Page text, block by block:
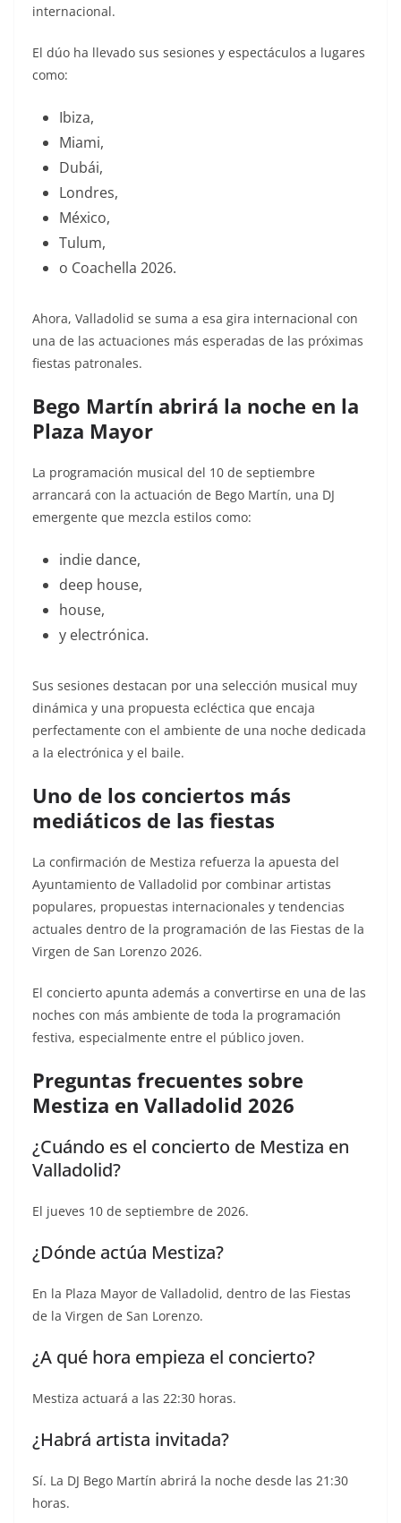
internacional.
El dúo ha llevado sus sesiones y espectáculos a lugares
como:
Ibiza,
Miami,
Dubái,
Londres,
México,
Tulum,
o Coachella 2026.
Ahora, Valladolid se suma a esa gira internacional con
una de las actuaciones más esperadas de las próximas
fiestas patronales.
Bego Martín abrirá la noche en la
Plaza Mayor
La programación musical del 10 de septiembre
arrancará con la actuación de Bego Martín, una DJ
emergente que mezcla estilos como:
indie dance,
deep house,
house,
y electrónica.
Sus sesiones destacan por una selección musical muy
dinámica y una propuesta ecléctica que encaja
perfectamente con el ambiente de una noche dedicada
a la electrónica y el baile.
Uno de los conciertos más
mediáticos de las fiestas
La confirmación de Mestiza refuerza la apuesta del
Ayuntamiento de Valladolid por combinar artistas
populares, propuestas internacionales y tendencias
actuales dentro de la programación de las Fiestas de la
Virgen de San Lorenzo 2026.
El concierto apunta además a convertirse en una de las
noches con más ambiente de toda la programación
festiva, especialmente entre el público joven.
Preguntas frecuentes sobre
Mestiza en Valladolid 2026
¿Cuándo es el concierto de Mestiza en
Valladolid?
El jueves 10 de septiembre de 2026.
¿Dónde actúa Mestiza?
En la Plaza Mayor de Valladolid, dentro de las Fiestas
de la Virgen de San Lorenzo.
¿A qué hora empieza el concierto?
Mestiza actuará a las 22:30 horas.
¿Habrá artista invitada?
Sí. La DJ Bego Martín abrirá la noche desde las 21:30
horas.